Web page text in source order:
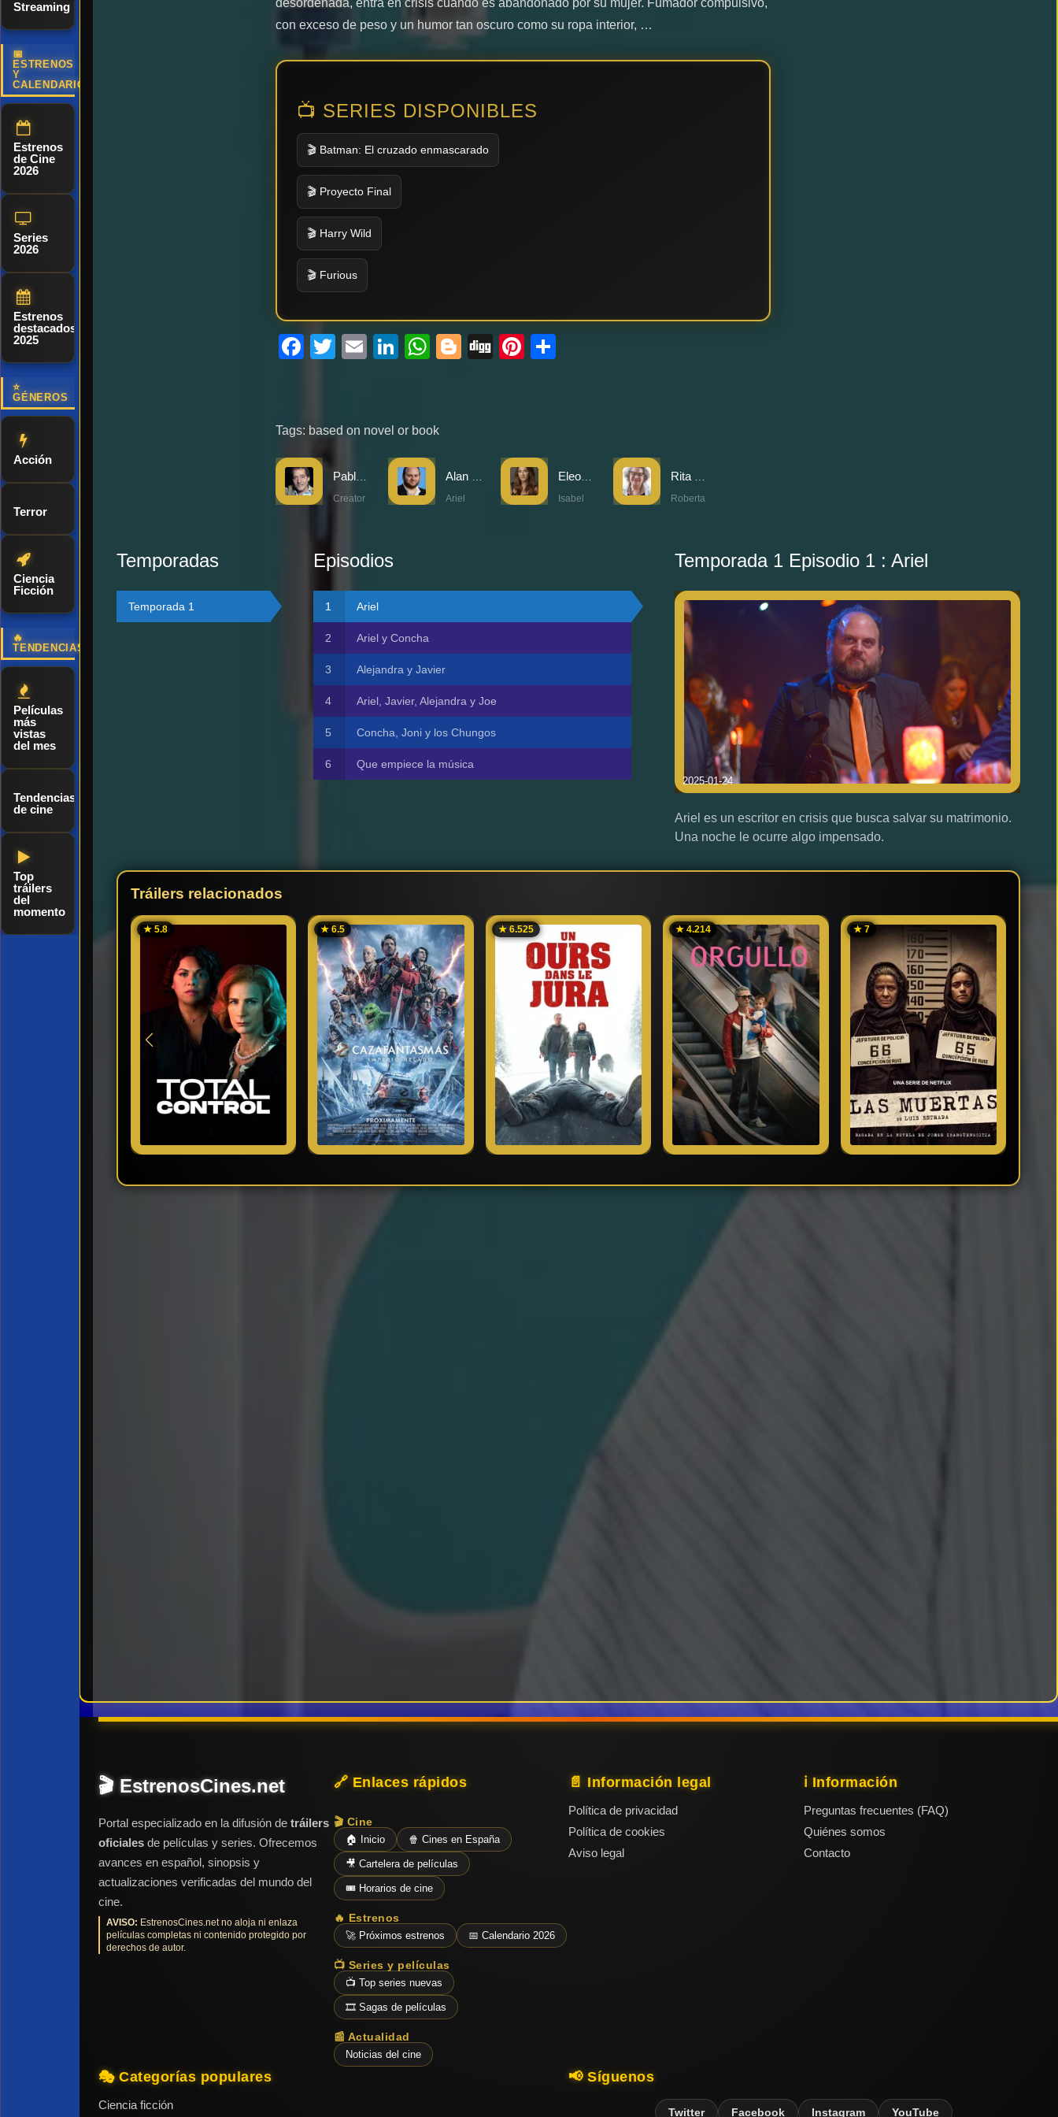
Streaming
📅
ESTRENOS
Y
CALENDARIO
Estrenos
de Cine
2026
Series
2026
Estrenos
destacados
2025
⭐
GÉNEROS
Acción
Terror
Ciencia
Ficción
🔥
TENDENCIAS
Películas
más
vistas
del mes
Tendencias
de cine
Top
tráilers
del
momento
con exceso de peso y un humor tan oscuro como su ropa interior, …
📺 SERIES DISPONIBLES
🎬 Batman: El cruzado enmascarado
🎬 Proyecto Final
🎬 Harry Wild
🎬 Furious
Facebook
Twitter
EmailLinkedIn
WhatsApp
Blogger
DiggPinterest
Tags: based on novel or book
Creator Ariel Isabel Roberta
Temporadas
Temporada 1
Episodios
Ariel
Ariel y Concha
Alejandra y Javier
Ariel, Javier, Alejandra y Joe
Concha, Joni y los Chungos
Que empiece la música
Temporada 1 Episodio 1 : Ariel
2025-01-24
Ariel es un escritor en crisis que busca salvar su matrimonio.
Una noche le ocurre algo impensado.
Tráilers relacionados
★ 5.8 ★ 6.5 ★ 6.525 ★ 4.214 ★ 7
🎬 EstrenosCines.net
Portal especializado en la difusión de tráilers
oficiales de películas y series. Ofrecemos
avances en español, sinopsis y
actualizaciones verificadas del mundo del
cine.
AVISO: EstrenosCines.net no aloja ni enlaza
películas completas ni contenido protegido por
derechos de autor.
🔗 Enlaces rápidos
🎬 Cine
🏠 Inicio 🍿 Cines en España
🎥 Cartelera de películas
🎟️ Horarios de cine
🔥 Estrenos
🚀 Próximos estrenos 📅 Calendario 2026
📺 Series y películas
📺 Top series nuevas
🎞️ Sagas de películas
📰 Actualidad
Noticias del cine
📄 Información legal
Política de privacidad
Política de cookies
Aviso legal
ℹ️ Información
Preguntas frecuentes (FAQ)
Quiénes somos
Contacto
🎭 Categorías populares
Ciencia ficción
📢 Síguenos
Twitter Facebook Instagram YouTube